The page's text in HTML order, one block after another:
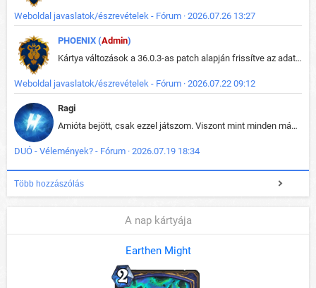
Weboldal javaslatok/észrevételek - Fórum · 2026.07.26 13:27
PHOENIX (Admin)
Kártya változások a 36.0.3-as patch alapján frissítve az adatbázisban (képek is cserélve).
Weboldal javaslatok/észrevételek - Fórum · 2026.07.22 09:12
Ragi
Amióta bejött, csak ezzel játszom. Viszont mint minden más - akár az alapjáték is, ez is baromira összetett lett. Néha már pár kör után is esélytelen az egész. Vagy irreállisan túltápol valaki, vagy lelép a partner, vagy csak hülye mint a segg. És amikor eljönne az én időm, na akkor jön el mindenki másé is. Engem jobban érdekelne, hogy ki milyen ratingen szokott játszani. Na ez lenne egy érdekes adat.
DUÓ - Vélemények? - Fórum · 2026.07.19 18:34
Több hozzászólás
A nap kártyája
Earthen Might